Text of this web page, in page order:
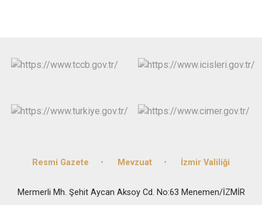
Resmi Gazete Mevzuat İzmir Valiliği
Mermerli Mh. Şehit Aycan Aksoy Cd. No:63 Menemen/İZMİR